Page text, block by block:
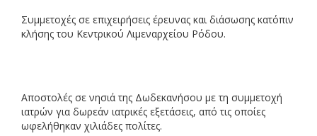
Συμμετοχές σε επιχειρήσεις έρευνας και διάσωσης κατόπιν
κλήσης του Κεντρικού Λιμεναρχείου Ρόδου.
Αποστολές σε νησιά της Δωδεκανήσου με τη συμμετοχή
ιατρών για δωρεάν ιατρικές εξετάσεις, από τις οποίες
ωφελήθηκαν χιλιάδες πολίτες.